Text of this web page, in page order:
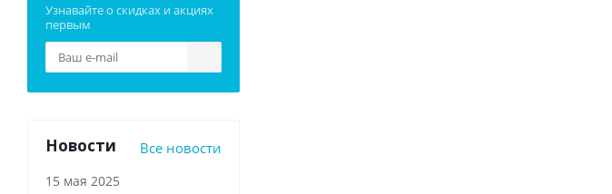
Узнавайте о скидках и акциях
первым
Новости Все новости
15 мая 2025